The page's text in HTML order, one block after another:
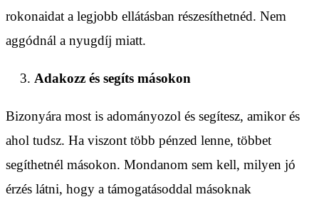
rokonaidat a legjobb ellátásban részesíthetnéd. Nem
aggódnál a nyugdíj miatt.
Adakozz és segíts másokon
Bizonyára most is adományozol és segítesz, amikor és
ahol tudsz. Ha viszont több pénzed lenne, többet
segíthetnél másokon. Mondanom sem kell, milyen jó
érzés látni, hogy a támogatásoddal másoknak